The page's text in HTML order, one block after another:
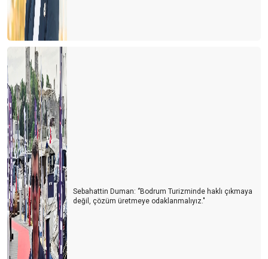
Sebahattin Duman: ‘’Bodrum Turizminde haklı çıkmaya
değil, çözüm üretmeye odaklanmalıyız."